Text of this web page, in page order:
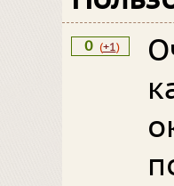
0 (+1)